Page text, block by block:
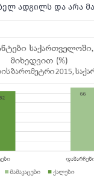
ადგილს და არა